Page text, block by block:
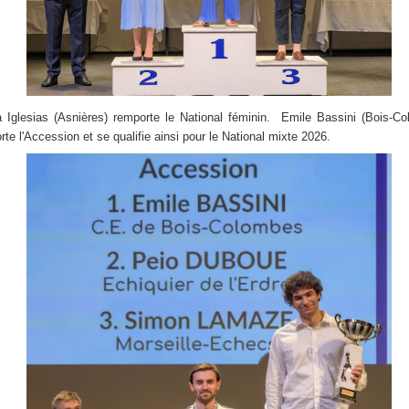
Iglesias (Asnières) remporte le National féminin. Emile Bassini (Bois-
l'Accession et se qualifie ainsi pour le National mixte 2026.